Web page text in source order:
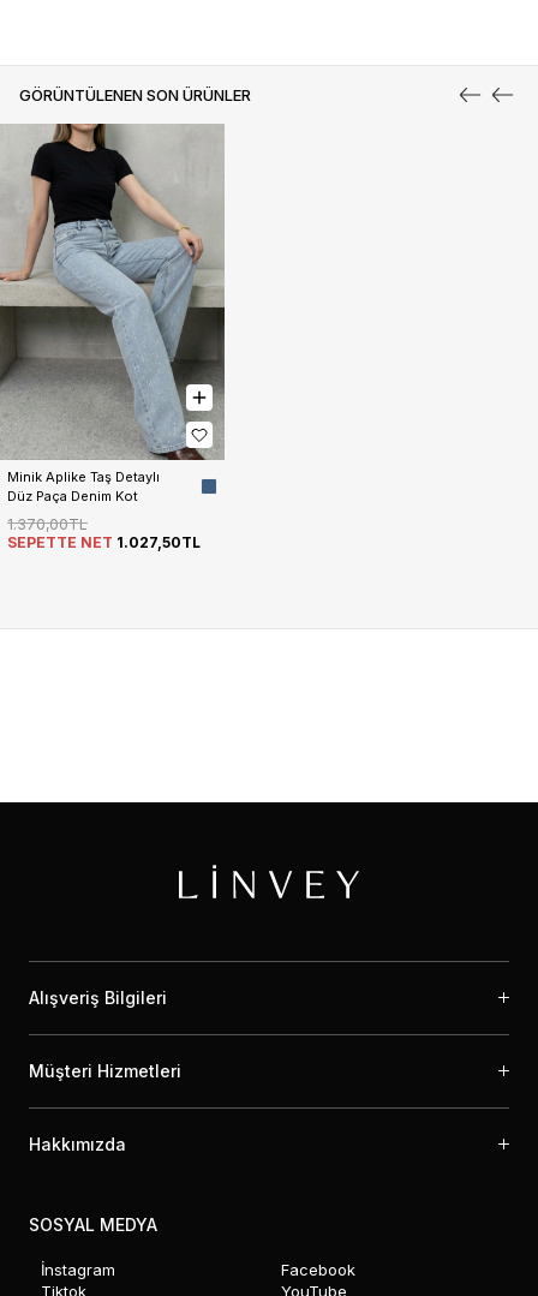
GÖRÜNTÜLENEN SON ÜRÜNLER
Minik Aplike Taş Detaylı
Düz Paça Denim Kot
1.370,00TL
SEPETTE NET 1.027,50TL
Alışveriş Bilgileri
Müşteri Hizmetleri
Hakkımızda
SOSYAL MEDYA
İnstagram
Facebook
Tiktok
YouTube